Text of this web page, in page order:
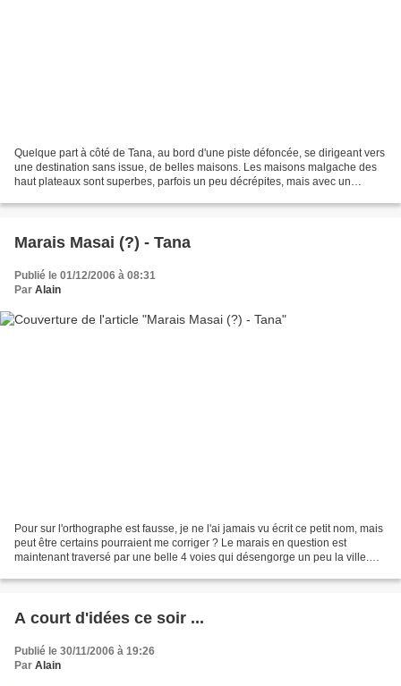
Quelque part à côté de Tana, au bord d'une piste défoncée, se dirigeant vers
une destination sans issue, de belles maisons. Les maisons malgache des
haut plateaux sont superbes, parfois un peu décrépites, mais avec un
Marais Masai (?) - Tana
Publié le 01/12/2006 à 08:31
Par Alain
Pour sur l'orthographe est fausse, je ne l'ai jamais vu écrit ce petit nom, mais
peut être certains pourraient me corriger ? Le marais en question est
maintenant traversé par une belle 4 voies qui désengorge un peu la ville.
A court d'idées ce soir ...
Publié le 30/11/2006 à 19:26
Par Alain